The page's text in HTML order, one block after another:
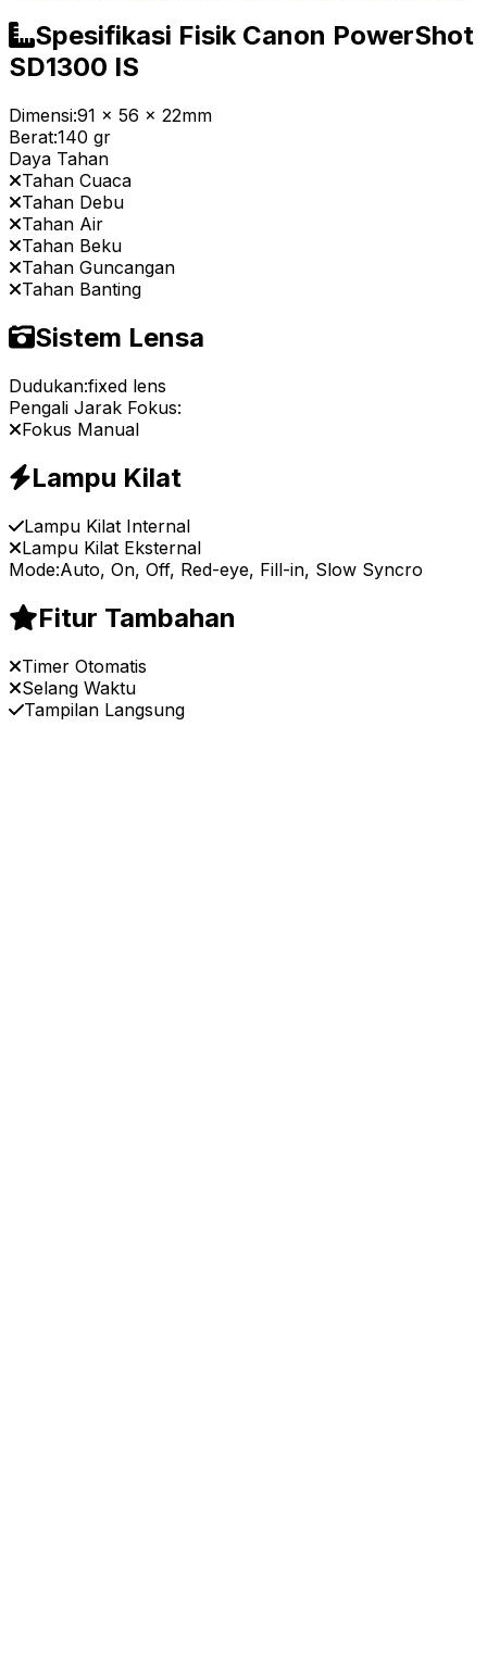
Spesifikasi Fisik Canon PowerShot
SD1300 IS
Dimensi:91 x 56 x 22mm
Berat:140 gr
Daya Tahan
Tahan Cuaca
Tahan Debu
Tahan Air
Tahan Beku
Tahan Guncangan
Tahan Banting
Sistem Lensa
Dudukan:fixed lens
Pengali Jarak Fokus:
Fokus Manual
Lampu Kilat
Lampu Kilat Internal
Lampu Kilat Eksternal
Mode:Auto, On, Off, Red-eye, Fill-in, Slow Syncro
Fitur Tambahan
Timer Otomatis
Selang Waktu
Tampilan Langsung